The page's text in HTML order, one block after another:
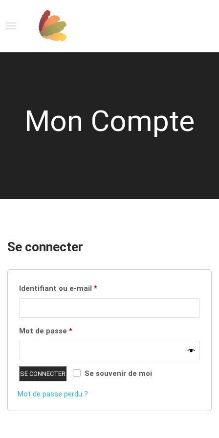
Mon Compte
Se connecter
Identifiant ou e-mail *Obligatoire
Mot de passe *Obligatoire
Se souvenir de moi
SE CONNECTER
Mot de passe perdu ?